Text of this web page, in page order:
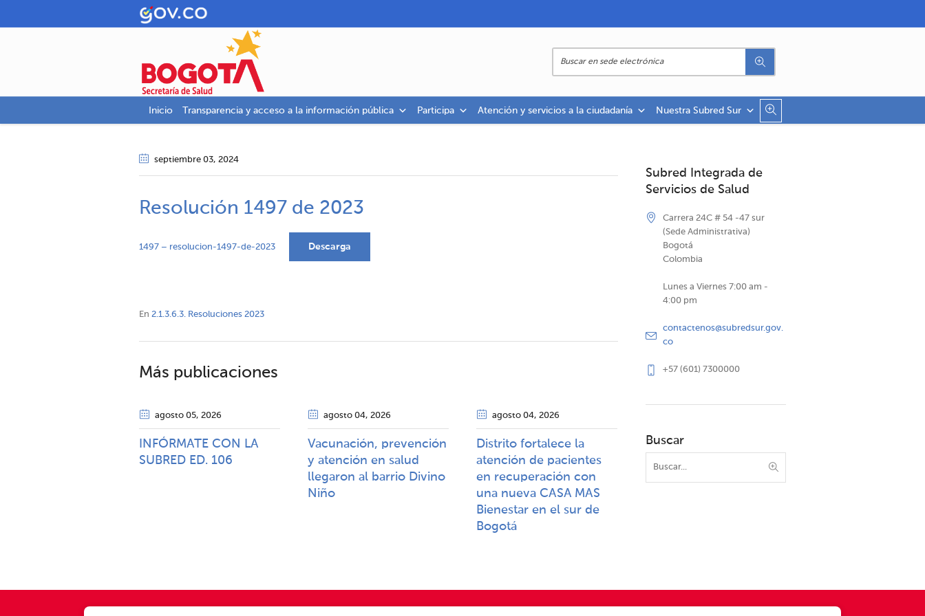
Inicio Transparencia y acceso a la información pública Participa Atención y servicios a la ciudadanía Nuestra Subred Sur
septiembre 03, 2024
Resolución 1497 de 2023
1497 – resolucion-1497-de-2023 Descarga
En 2.1.3.6.3. Resoluciones 2023
Más publicaciones
agosto 05, 2026
INFÓRMATE CON LA
SUBRED ED. 106
agosto 04, 2026
Vacunación, prevención
y atención en salud
llegaron al barrio Divino
Niño
agosto 04, 2026
Distrito fortalece la
atención de pacientes
en recuperación con
una nueva CASA MAS
Bienestar en el sur de
Bogotá
Subred Integrada de
Servicios de Salud
Carrera 24C # 54 -47 sur
(Sede Administrativa)
Bogotá
Colombia
Lunes a Viernes 7:00 am -
4:00 pm
contactenos@subredsur.gov.
co
+57 (601) 7300000
Buscar